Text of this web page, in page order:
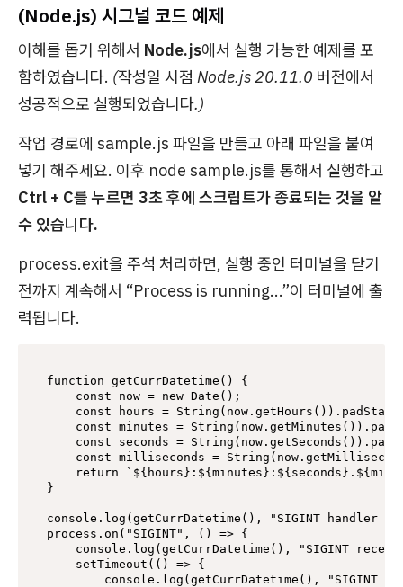
(Node.js) 시그널 코드 예제
이해를 돕기 위해서 Node.js에서 실행 가능한 예제를 포
함하였습니다. (작성일 시점 Node.js 20.11.0 버전에서
성공적으로 실행되었습니다.)
작업 경로에 sample.js 파일을 만들고 아래 파일을 붙여
넣기 해주세요. 이후 node sample.js를 통해서 실행하고
Ctrl + C를 누르면 3초 후에 스크립트가 종료되는 것을 알
수 있습니다.
process.exit을 주석 처리하면, 실행 중인 터미널을 닫기
전까지 계속해서 “Process is running...”이 터미널에 출
력됩니다.
function getCurrDatetime() {
    const now = new Date();
const hours =
const minutes =
const seconds =
const milliseconds =
return
}
console.log(getCurrDatetime(), "SIGINT
process.on("SIGINT", () => {
console.log(getCurrDatetime(), "SIGINT
    setTimeout(() => {
console.log(getCurrDatetime(), "SIGINT